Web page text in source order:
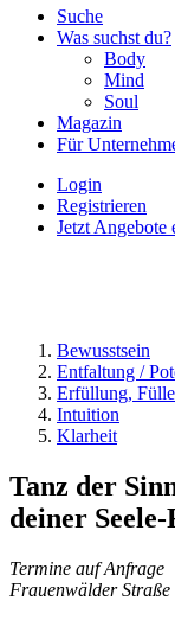
Suche
Was suchst du?
Body
Mind
Soul
Magazin
Für
Login
Registrieren
Jetzt Angebote
Bewusstsein
Entfaltung /
Erfüllung, Fülle
Intuition
Klarheit
Tanz der
deiner
Termine auf Anfrage
Frauenwälder Straße